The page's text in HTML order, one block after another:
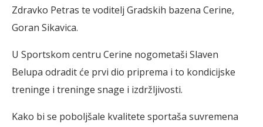
Zdravko Petras te voditelj Gradskih bazena Cerine,
Goran Sikavica.
U Sportskom centru Cerine nogometaši Slaven
Belupa odradit će prvi dio priprema i to kondicijske
treninge i treninge snage i izdržljivosti.
Kako bi se poboljšale kvalitete sportaša suvremena